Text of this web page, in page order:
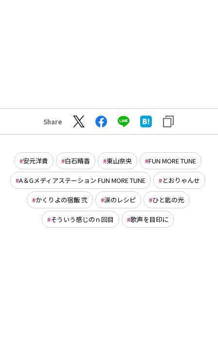
Share
安元洋貴 白石晴香 東山奈央 FUN MORE TUNE
A＆Gメディアステーション FUN MORE TUNE とおりゃんせ
かくりよの宿飯 弐 涙のレシピ ひと匙の光
そういう感じのｎ回目 歌声を目印に